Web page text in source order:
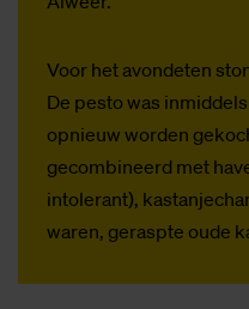
Voor het avondeten
De pesto was
opnieuw worden
gecombineerd met
intolerant),
waren, geraspte oude